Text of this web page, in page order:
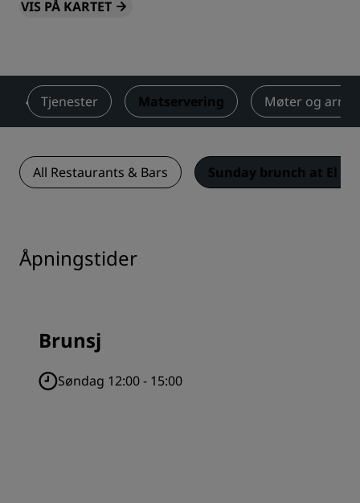
VIS PÅ KARTET
Tjenester Matservering Møter og
All Restaurants & Bars Sunday brunch at El
Åpningstider
Brunsj
Søndag 12:00 - 15:00